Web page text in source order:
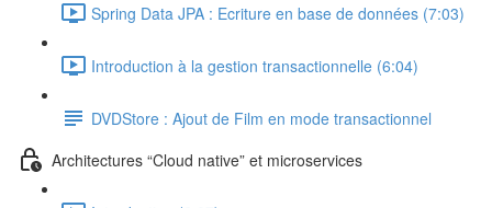
Spring Data JPA : Ecriture en base de données (7:03)
Introduction à la gestion transactionnelle (6:04)
DVDStore : Ajout de Film en mode transactionnel
Architectures “Cloud native” et microservices